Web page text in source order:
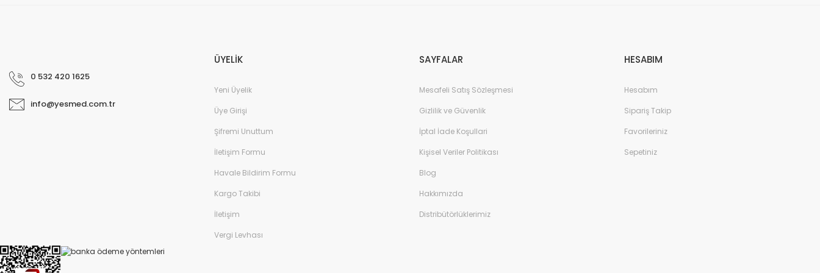
0 532 420 1625
info@yesmed.com.tr
ÜYELİK
Yeni Üyelik
Üye Girişi
Şifremi Unuttum
İletişim Formu
Havale Bildirim Formu
Kargo Takibi
İletişim
Vergi Levhası
SAYFALAR
Mesafeli Satış Sözleşmesi
Gizlilik ve Güvenlik
İptal İade Koşullari
Kişisel Veriler Politikası
Blog
Hakkımızda
Distribütörlüklerimiz
HESABIM
Hesabım
Sipariş Takip
Favorileriniz
Sepetiniz